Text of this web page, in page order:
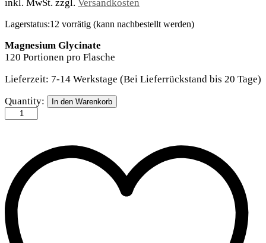
inkl. MwSt. zzgl. Versandkosten
Lagerstatus:12 vorrätig (kann nachbestellt werden)
Magnesium Glycinate
120 Portionen pro Flasche
Lieferzeit: 7-14 Werkstage (Bei Lieferrückstand bis 20 Tage)
Earth
Harmony
Kapseln)
quantity
Quantity: In den Warenkorb